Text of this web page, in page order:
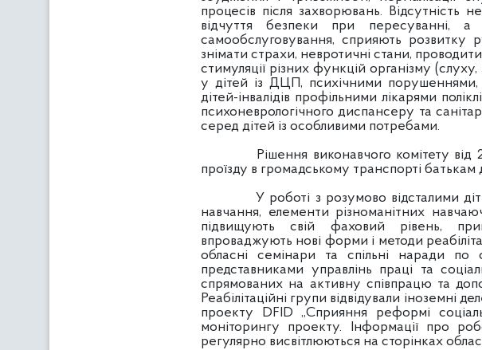
процесів після захворювань. Відсутність
відчуття безпеки при пересуванні, а
самообслуговування, сприяють розвитку
знімати страхи, невротичні стани,
стимуляції різних функцій організму
у дітей із ДЦП, психічними
дітей-інвалідів профільними лікарями
психоневрологічного диспансеру та
серед дітей із особливими потребами.
Рішення виконавчого комітету від
проїзду в громадському транспорті батькам
У роботі з розумово відсталими
навчання, елементи різноманітних
підвищують свій фаховий рівень,
впроваджують нові форми і методи
обласні семінари та спільні наради
представниками управлінь праці та
спрямованих на активну співпрацю та
Реабілітаційні групи відвідували іноземні
проекту DFID „Сприяння реформі
моніторингу проекту. Інформації про
регулярно висвітлюються на сторінках